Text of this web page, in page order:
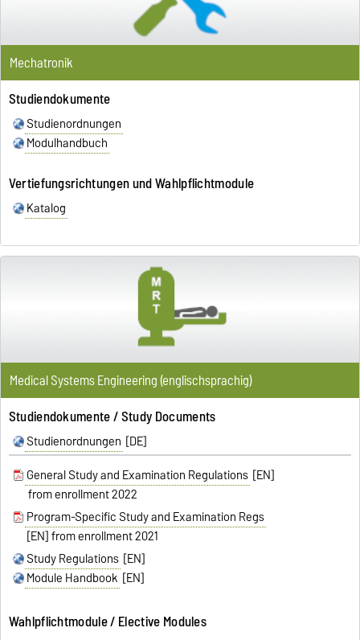
Mechatronik
Studiendokumente
Studienordnungen
Modulhandbuch
Vertiefungsrichtungen und Wahlpflichtmodule
Katalog
Medical Systems Engineering (englischsprachig)
Studiendokumente / Study Documents
Studienordnungen [DE]
General Study and Examination Regulations [EN]
from enrollment 2022
Program-Specific Study and Examination Regs
[EN] from enrollment 2021
Study Regulations [EN]
Module Handbook [EN]
Wahlpflichtmodule / Elective Modules